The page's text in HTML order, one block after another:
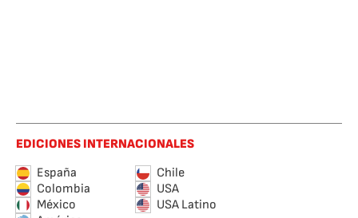
EDICIONES INTERNACIONALES
España
Chile
Colombia
USA
México
USA Latino